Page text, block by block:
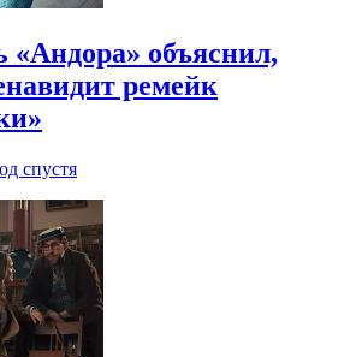
«Андора» объяснил,
ремейк
спустя